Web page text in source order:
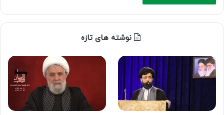
نوشته های تازه